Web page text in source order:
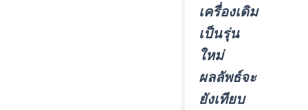
เครื่องเดิม
เป็นรุ่น
ใหม่
ผลลัพธ์จะ
ยังเทียบ